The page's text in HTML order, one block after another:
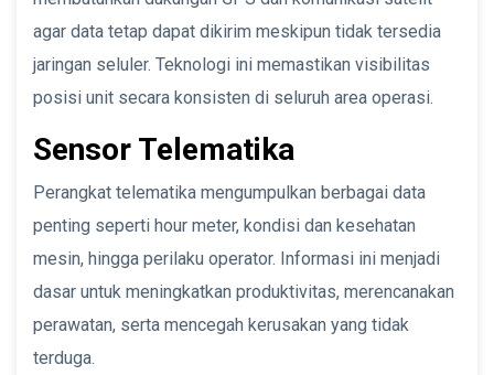
agar data tetap dapat dikirim meskipun tidak tersedia
jaringan seluler. Teknologi ini memastikan visibilitas
posisi unit secara konsisten di seluruh area operasi.
Sensor Telematika
Perangkat telematika mengumpulkan berbagai data
penting seperti hour meter, kondisi dan kesehatan
mesin, hingga perilaku operator. Informasi ini menjadi
dasar untuk meningkatkan produktivitas, merencanakan
perawatan, serta mencegah kerusakan yang tidak
terduga.